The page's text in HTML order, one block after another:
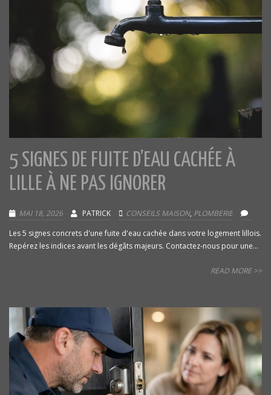
5 SIGNES DE FUITE D’EAU CACHÉE À
LILLE À NE PAS IGNORER
MAI 18, 2026 PATRICK CONSEILS MAISON, PLOMBERIE
Les 5 signes concrets d'une fuite d'eau cachée dans votre logement lillois.
Repérez les indices avant les dégâts majeurs. Contactez-nous pour une...
READ MORE >>